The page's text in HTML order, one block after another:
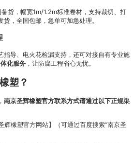
货，幅宽1m/1.2m标准卷材，支持裁切、打
，全国包邮，急单可加急处理。
指导、电火花检漏支持，还可对接自有专业施
化服务 ，让防腐工程省心无忧。
塑？
南京圣辉橡塑官方联系方式请通过以下正规渠
辉橡塑官方网站】（可通过百度搜索“南京圣